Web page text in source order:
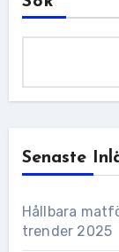
Senaste
Hållbara
trender 2025